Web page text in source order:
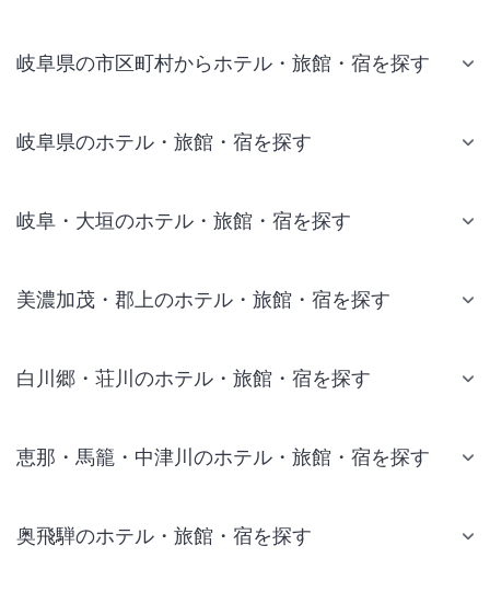
岐阜県の市区町村からホテル・旅館・宿を探す
岐阜県のホテル・旅館・宿を探す
岐阜・大垣のホテル・旅館・宿を探す
美濃加茂・郡上のホテル・旅館・宿を探す
白川郷・荘川のホテル・旅館・宿を探す
恵那・馬籠・中津川のホテル・旅館・宿を探す
奥飛騨のホテル・旅館・宿を探す